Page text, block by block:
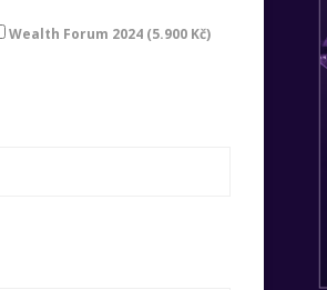
Wealth Forum 2024 (5.900 Kč)